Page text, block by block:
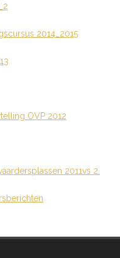
2014_2015
OVP 2012
2011vs 2.